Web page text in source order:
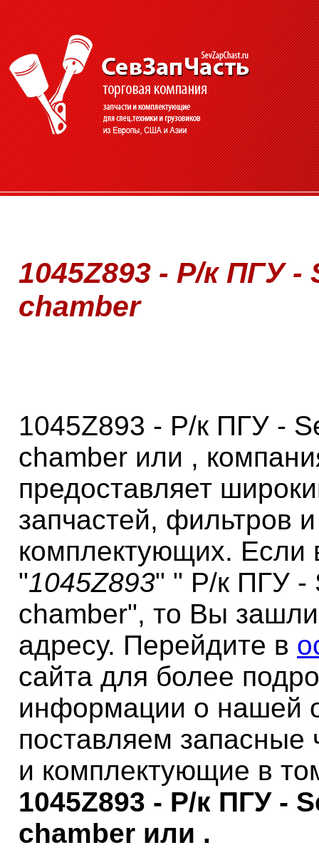
1045Z893 - Р/к ПГУ -
chamber
1045Z893 - Р/к ПГУ -
chamber или ,
предоставляет
запчастей, фильтров и
комплектующих. Если
"1045Z893" " Р/к ПГУ -
chamber", то Вы
адресу. Перейдите в
сайта для более
информации о нашей
поставляем запасные
и комплектующие в
1045Z893 - Р/к ПГУ -
chamber или .